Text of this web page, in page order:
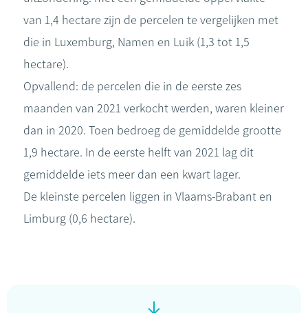
van 1,4 hectare zijn de percelen te vergelijken met
die in Luxemburg, Namen en Luik (1,3 tot 1,5
hectare).
Opvallend: de percelen die in de eerste zes
maanden van 2021 verkocht werden, waren kleiner
dan in 2020. Toen bedroeg de gemiddelde grootte
1,9 hectare. In de eerste helft van 2021 lag dit
gemiddelde iets meer dan een kwart lager.
De kleinste percelen liggen in Vlaams-Brabant en
Limburg (0,6 hectare).